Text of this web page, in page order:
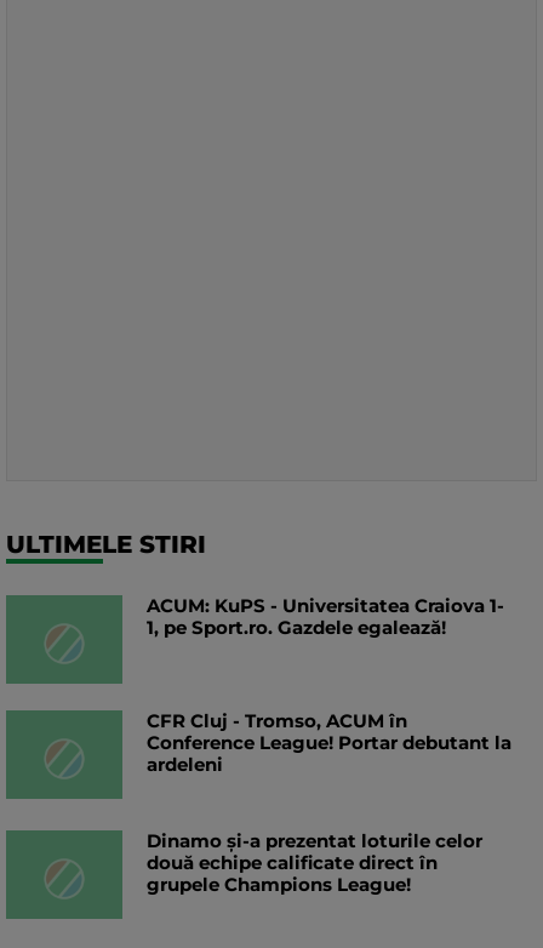
ULTIMELE STIRI
ACUM: KuPS - Universitatea Craiova 1-
1, pe Sport.ro. Gazdele egalează!
CFR Cluj - Tromso, ACUM în
Conference League! Portar debutant la
ardeleni
Dinamo și-a prezentat loturile celor
două echipe calificate direct în
grupele Champions League!